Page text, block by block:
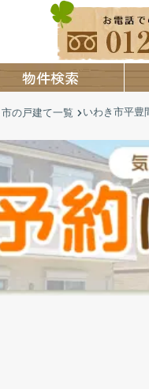
物件検索
の戸建て一覧 いわき市平